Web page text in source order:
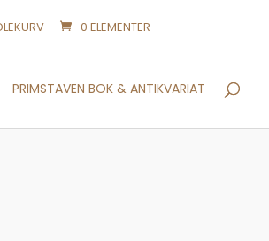
0 ELEMENTER
PRIMSTAVEN BOK & ANTIKVARIAT